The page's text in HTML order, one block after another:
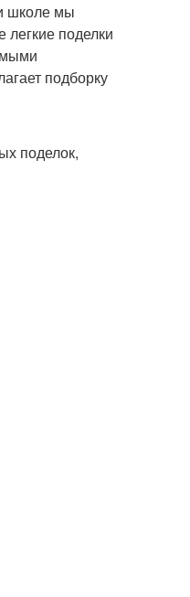
школе мы
легкие поделки
подборку
поделок,